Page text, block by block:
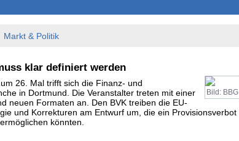
Markt & Politik
klar definiert werden
Bild: BBG
26. Mal trifft sich die Finanz- und
in Dortmund. Die Veranstalter treten mit einer
neuen Formaten an. Den BVK treiben die EU-
und Korrekturen am Entwurf um, die ein Provisionsverbot
könnten.